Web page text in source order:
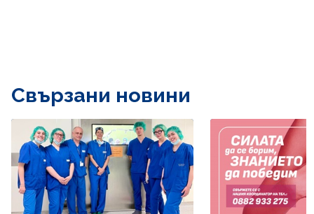
Свързани новини